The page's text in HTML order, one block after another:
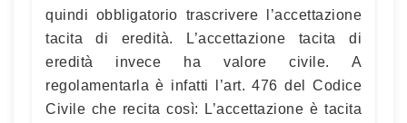
quindi obbligatorio trascrivere l’accettazione
tacita di eredità. L’accettazione tacita di
eredità invece ha valore civile. A
regolamentarla è infatti l’art. 476 del Codice
Civile che recita così: L’accettazione è tacita